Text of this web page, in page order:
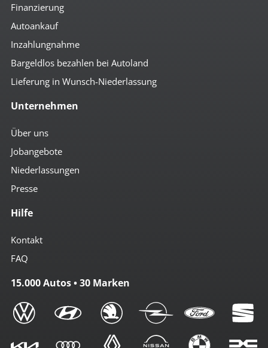
Finanzierung
Autoankauf
Inzahlungnahme
Bargeldlos bezahlen bei Autoland
Lieferung in Wunsch-Niederlassung
Unternehmen
Über uns
Jobangebote
Niederlassungen
Presse
Hilfe
Kontakt
FAQ
15.000 Autos • 30 Marken